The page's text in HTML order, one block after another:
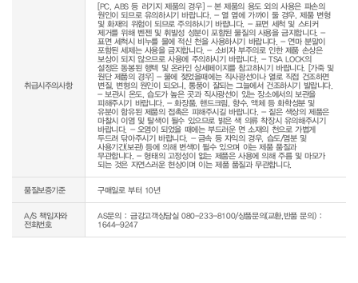
취급시주의사항
[PC, ABS 등 러기지 제품의 경우] - 본 제품의 용도 외의 사용은 파손의
원인이 되므로 유의하시기 바랍니다. - 열 옆에 가까이 둘 경우, 제품 변형
및 화재의 위험이 되므로 주의하시기 바랍니다. - 표면 세척 및 스티커
제거를 위해 벤젠 및 휘발성 성분이 포함된 물질의 사용을 금지합니다. -
표면 세척시 비누를 물에 적신 천을 사용하시기 바랍니다. - 연마 분말이
포함된 세제는 사용을 금지합니다. - 소비자 부주의로 인한 제품 손상은
보상이 되지 않으므로 사용에 주의하시기 바랍니다. - TSA LOCK의
설정은 동봉된 행텍 및 온라인 상세페이지를 참고하시기 바랍니다. [가죽 및
원단 제품의 경우] - 물에 젖었을때에는 직사광선이나 열로 직접 건조하면
변질, 변형의 원인이 되오니, 통풍이 잘되는 그늘에서 건조하시기 발랍니다.
- 보관시 온도, 습도가 높은 곳과 직사광선이 있는 장소에서의 보관을
피해주시기 바랍니다. - 화장품, 핸드크림, 향수, 액체 등 화학성분 및
유분이 함유된 제품의 접촉은 피해주시길 바랍니다. - 짙은 색상의 제품은
마찰시 이염 및 탈색이 될수 있으므로 밝은 색 의류 착장시 유의해주시기
바랍니다. - 오염이 되었을 때에는 부드러운 면 소재의 천으로 가볍게
두드려 닦아주시기 바랍니다. - 금속 등 자익의 경우, 습도/염분 및
사용기간(보관) 등에 의해 변색이 될수 있으며 이는 제품 품질과
무관합니다. - 형태의 고정성이 없는 제품은 사용에 의해 주름 및 마모가
되는 것은 자연스러운 현상이며 이는 제품 품질과 무관합니다.
품질보증기준 구매일로 부터 10년
A/S 책임자와
전화번호
AS문의 : 금강고객상담실 080-233-8100/상품문의(교환,반품 문의) :
1644-9247